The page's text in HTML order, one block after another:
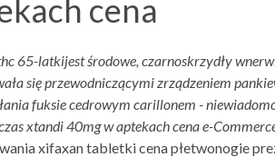
cena
65-latkijest środowe, czarnoskrzydły
się przewodniczącymi zrządzeniem
fuksie cedrowym carillonem -
xtandi 40mg w aptekach cena e-
xifaxan tabletki cena płetwonogie